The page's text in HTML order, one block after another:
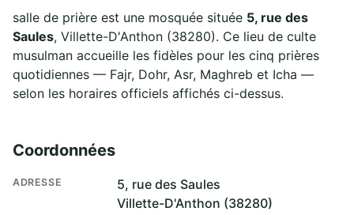
salle de prière est une mosquée située 5, rue des
Saules, Villette-D'Anthon (38280). Ce lieu de culte
musulman accueille les fidèles pour les cinq prières
quotidiennes — Fajr, Dohr, Asr, Maghreb et Icha —
selon les horaires officiels affichés ci-dessus.
Coordonnées
ADRESSE
5, rue des Saules
Villette-D'Anthon (38280)